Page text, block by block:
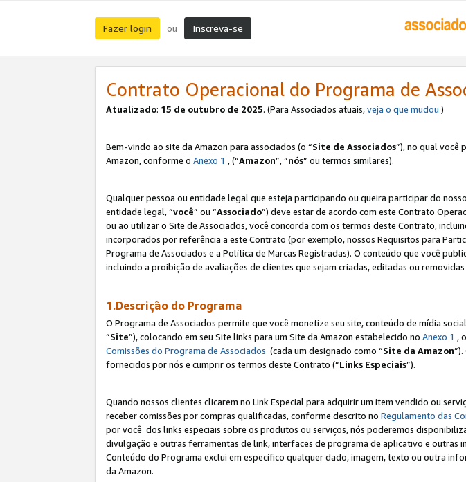
Fazer login ou Inscreva-se
Contrato Operacional do Programa de
Atualizado: 15 de outubro de 2025. (Para Associados atuais,veja o que mudou )
Bem-vindo ao site da Amazon para associados (o “Site de Associados”), no qual você
Amazon, conforme o Anexo 1 , (“Amazon”, “nós” ou termos similares).
Qualquer pessoa ou entidade legal que esteja participando ou queira participar do
entidade legal, “você” ou “Associado”) deve estar de acordo com este Contrato
ou ao utilizar o Site de Associados, você concorda com os termos deste Contrato,
incorporados por referência a este Contrato (por exemplo, nossos Requisitos para
Programa de Associados e a Política de Marcas Registradas). O conteúdo que você
incluindo a proibição de avaliações de clientes que sejam criadas, editadas ou
1.Descrição do Programa
O Programa de Associados permite que você monetize seu site, conteúdo de mídia
“Site”), colocando em seu Site links para um Site da Amazon estabelecido no Anexo 1 ,
Comissões do Programa de Associados (cada um designado como “Site da Amazon
fornecidos por nós e cumprir os termos deste Contrato (“Links Especiais”).
Quando nossos clientes clicarem no Link Especial para adquirir um item vendido ou
receber comissões por compras qualificadas, conforme descrito no Regulamento das
por você dos links especiais sobre os produtos ou serviços, nós poderemos
divulgação e outras ferramentas de link, interfaces de programa de aplicativo e outras
Conteúdo do Programa exclui em específico qualquer dado, imagem, texto ou outra
da Amazon.